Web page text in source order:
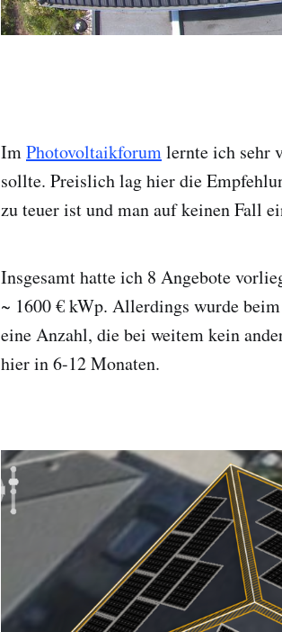
ImPhotovoltaikforumlernte ich sehr
sollte. Preislich lag hier die
zu teuer ist und man auf keinen Fall
Insgesamt hatte ich 8 Angebote
~ 1600 € kWp. Allerdings wurde
eine Anzahl, die bei weitem kein
hier in 6-12 Monaten.